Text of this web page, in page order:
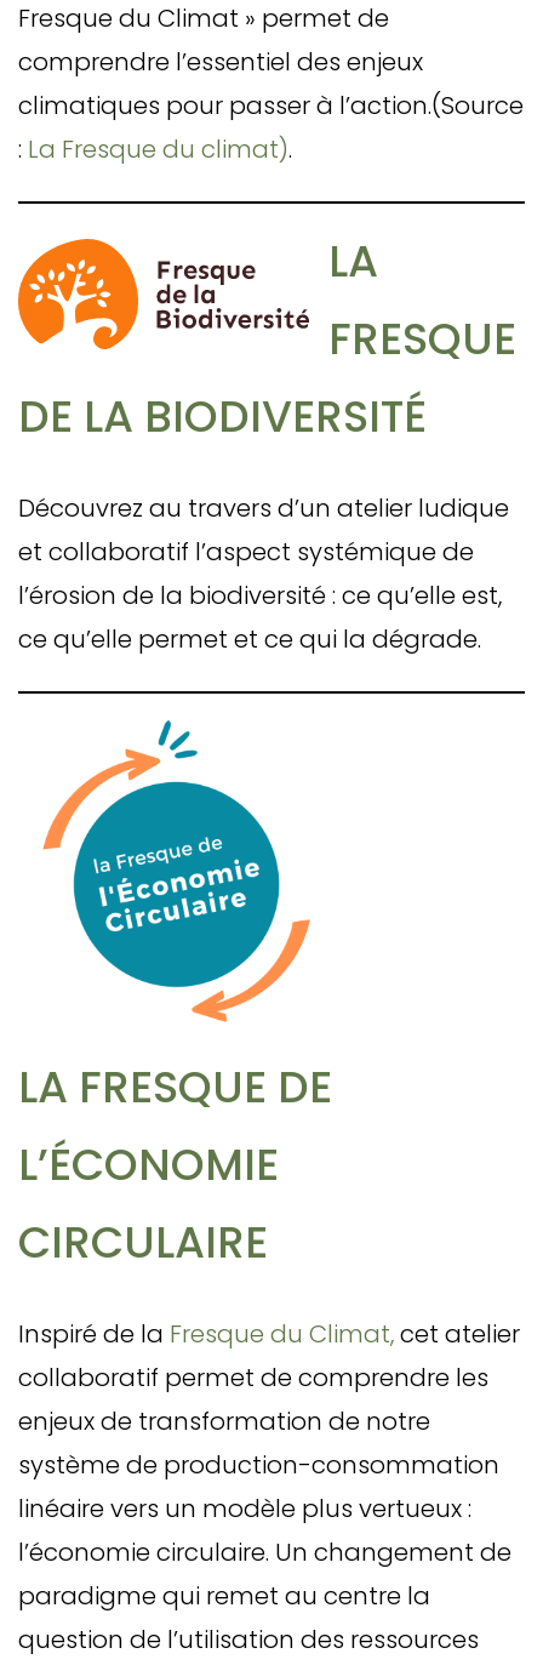
Fresque du Climat » permet de
comprendre l’essentiel des enjeux
climatiques pour passer à l’action.(Source
: La Fresque du climat).
LA
FRESQUE
DE LA BIODIVERSITÉ
Découvrez au travers d’un atelier ludique
et collaboratif l’aspect systémique de
l’érosion de la biodiversité : ce qu’elle est,
ce qu’elle permet et ce qui la dégrade.
LA FRESQUE DE
L’ÉCONOMIE
CIRCULAIRE
Inspiré de la Fresque du Climat,cet atelier
collaboratif permet de comprendre les
enjeux de transformation de notre
système de production-consommation
linéaire vers un modèle plus vertueux :
l’économie circulaire. Un changement de
paradigme qui remet au centre la
question de l’utilisation des ressources